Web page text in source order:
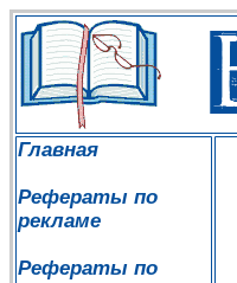
Главная
Рефераты по
рекламе
Рефераты по